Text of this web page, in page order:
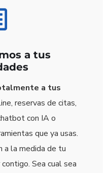
a tus
a tus
reservas de citas,
con IA o
que ya usas.
a la medida de tu
Sea cual sea